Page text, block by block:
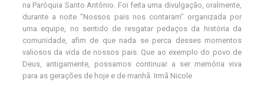
na Paróquia Santo Antônio. Foi feita uma divulgação, oralmente,
durante a noite “Nossos pais nos contaram” organizada por
uma equipe, no sentido de resgatar pedaços da história da
comunidade, afim de que nada se perca desses momentos
valiosos da vida de nossos pais. Que ao exemplo do povo de
Deus, antigamente, possamos continuar a ser memória viva
para as gerações de hoje e de manhã. Irmã Nicole